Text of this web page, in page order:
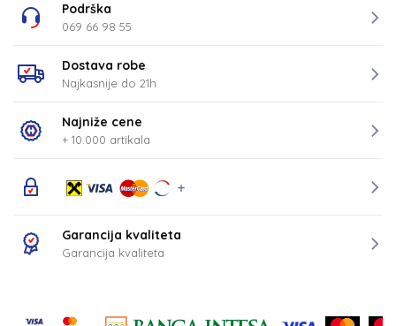
Podrška
069 66 98 55
Dostava robe
Najkasnije do 21h
Najniže cene
+ 10.000 artikala
Garancija kvaliteta
Garancija kvaliteta